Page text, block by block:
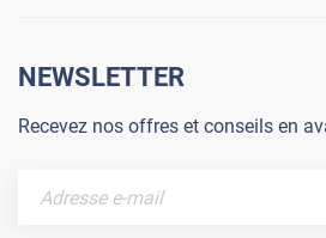
NEWSLETTER
Recevez nos offres et conseils en